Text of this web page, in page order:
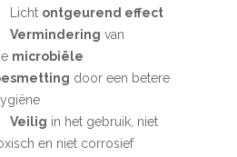
Licht ontgeurend effect
Vermindering van
microbiële
door een betere
Veilig in het gebruik, niet
en niet corrosief